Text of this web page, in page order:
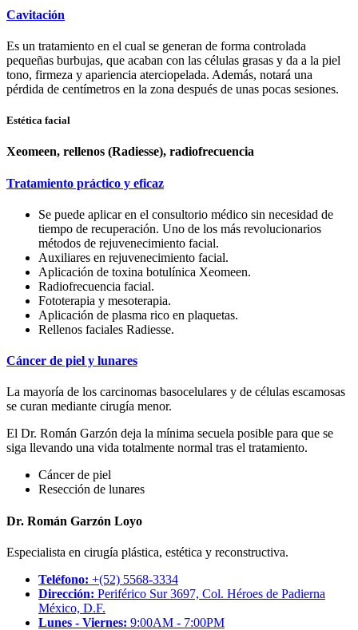
Cavitación
Es un tratamiento en el cual se generan de forma controlada
pequeñas burbujas, que acaban con las células grasas y da a la piel
tono, firmeza y apariencia aterciopelada. Además, notará una
pérdida de centímetros en la zona después de unas pocas sesiones.
Estética facial
Xeomeen, rellenos (Radiesse), radiofrecuencia
Tratamiento práctico y eficaz
Se puede aplicar en el consultorio médico sin necesidad de
tiempo de recuperación. Uno de los más revolucionarios
métodos de rejuvenecimiento facial.
Auxiliares en rejuvenecimiento facial.
Aplicación de toxina botulínica Xeomeen.
Radiofrecuencia facial.
Fototerapia y mesoterapia.
Aplicación de plasma rico en plaquetas.
Rellenos faciales Radiesse.
Cáncer de piel y lunares
La mayoría de los carcinomas basocelulares y de células escamosas
se curan mediante cirugía menor.
El Dr. Román Garzón deja la mínima secuela posible para que se
siga llevando una vida totalmente normal tras el tratamiento.
Cáncer de piel
Resección de lunares
Dr. Román Garzón Loyo
Especialista en cirugía plástica, estética y reconstructiva.
Teléfono: +(52) 5568-3334
Dirección: Periférico Sur 3697, Col. Héroes de Padierna
México, D.F.
Lunes - Viernes: 9:00AM - 7:00PM